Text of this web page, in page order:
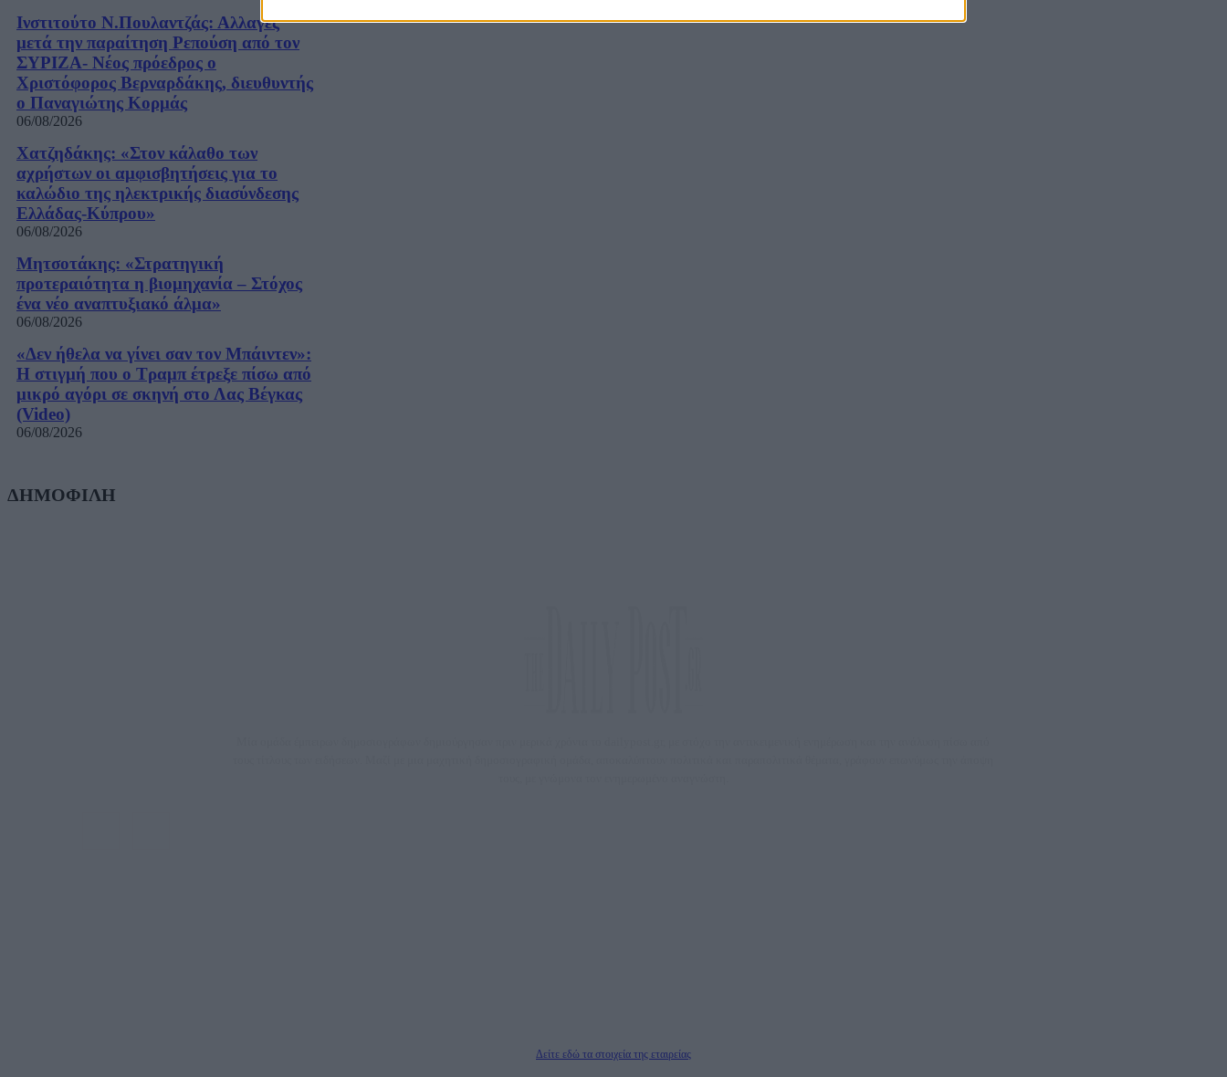
Ινστιτούτο Ν.Πουλαντζάς: Αλλαγές
μετά την παραίτηση Ρεπούση από τον
ΣΥΡΙΖΑ- Νέος πρόεδρος ο
Χριστόφορος Βερναρδάκης, διευθυντής
ο Παναγιώτης Κορμάς
06/08/2026
Χατζηδάκης: «Στον κάλαθο των
αχρήστων οι αμφισβητήσεις για το
καλώδιο της ηλεκτρικής διασύνδεσης
Ελλάδας-Κύπρου»
06/08/2026
Μητσοτάκης: «Στρατηγική
προτεραιότητα η βιομηχανία – Στόχος
ένα νέο αναπτυξιακό άλμα»
06/08/2026
«Δεν ήθελα να γίνει σαν τον Μπάιντεν»:
Η στιγμή που ο Τραμπ έτρεξε πίσω από
μικρό αγόρι σε σκηνή στο Λας Βέγκας
(Video)
06/08/2026
ΔΗΜΟΦΙΛΗ
Δείτε εδώ τα στοιχεία της εταιρείας